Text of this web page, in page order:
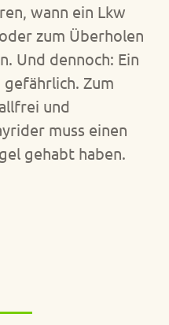
wann ein Lkw
zum Überholen
Und dennoch: Ein
Zum
und
muss einen
gehabt haben.